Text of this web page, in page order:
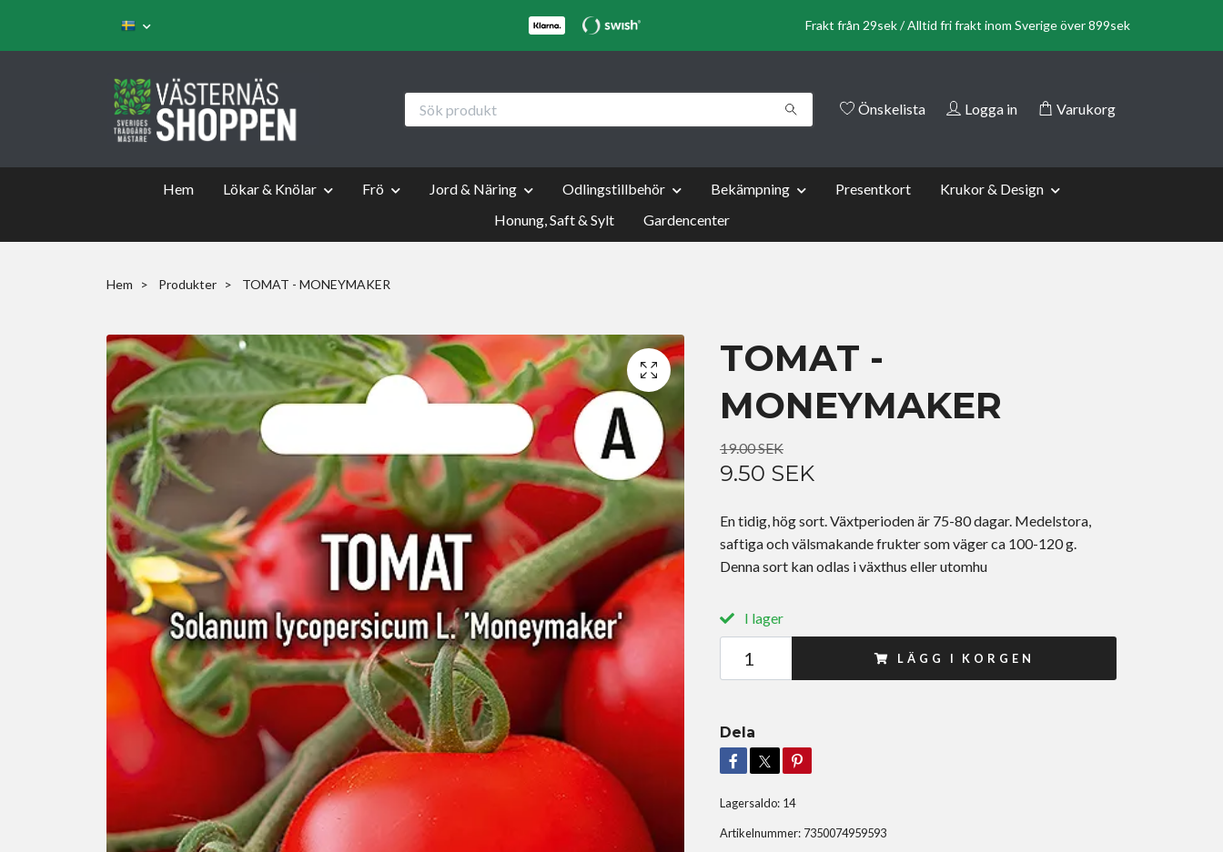
Frakt från 29sek / Alltid fri frakt inom Sverige över 899sek
Önskelista Logga in Varukorg
Hem Lökar & Knölar Frö Jord & Näring Odlingstillbehör Bekämpning Presentkort
Krukor & Design
Honung, Saft & Sylt
Gardencenter
Hem Produkter TOMAT - MONEYMAKER
TOMAT -
MONEYMAKER
19.00 SEK
9.50 SEK
En tidig, hög sort. Växtperioden är 75-80 dagar. Medelstora,
saftiga och välsmakande frukter som väger ca 100-120 g.
Denna sort kan odlas i växthus eller utomhu
I lager
LÄGG I KORGEN
Dela
Lagersaldo: 14
Artikelnummer: 7350074959593